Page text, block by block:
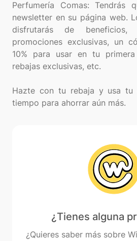
Perfumería Comas: Tendrás
newsletter en su página web.
disfrutarás de
promociones exclusivas, un
10% para usar en tu
rebajas exclusivas, etc.
Hazte con tu rebaja y usa tu
¿Tienes alguna
¿Quieres saber más sobre